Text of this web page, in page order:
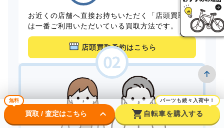
お近くの店舗へ直接お持ちいただく「店頭買取」
は一番ご利用いただいている買取方法です。
店頭買取予約はこちら
無料
買取 / 査定はこちら keyboard_arrow_down shopping_cart
パーツも続々入荷中！
自転車を購入する